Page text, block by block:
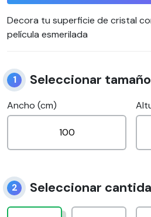
Decora tu superficie de cristal
película esmerilada
1 Seleccionar tamaño
Ancho (cm)
2 Seleccionar